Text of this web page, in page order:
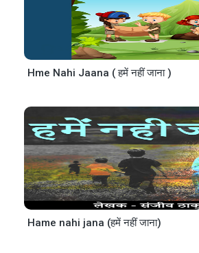
Hme Nahi Jaana ( हमें नहीं जाना )
Hame nahi jana (हमें नहीं जाना)